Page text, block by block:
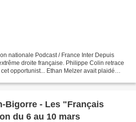
nationale Podcast / France Inter Depuis
droite française. Philippe Colin retrace
opportunist... Ethan Melzer avait plaidé
Bigorre - Les "Français
du 6 au 10 mars